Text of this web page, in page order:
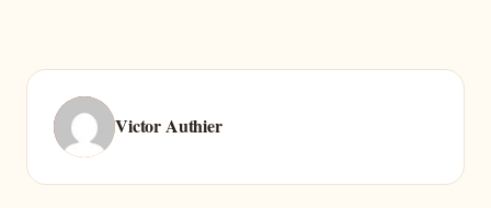
Victor Authier